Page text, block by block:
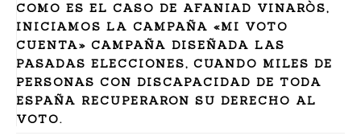
COMO ES EL CASO DE AFANIAD VINARÒS,
INICIAMOS LA CAMPAÑA «MI VOTO
CUENTA» CAMPAÑA DISEÑADA LAS
PASADAS ELECCIONES, CUANDO MILES DE
PERSONAS CON DISCAPACIDAD DE TODA
ESPAÑA RECUPERARON SU DERECHO AL
VOTO.